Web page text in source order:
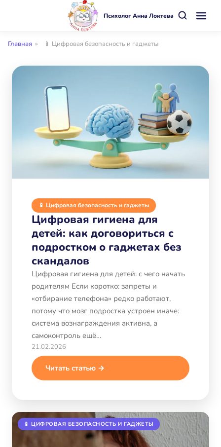
Психолог Анна Локтева
Главная » 📱 Цифровая безопасность и гаджеты
📱 Цифровая безопасность и гаджеты
Цифровая гигиена для
детей: как договориться с
подростком о гаджетах без
скандалов
Цифровая гигиена для детей: с чего начать
родителям Если коротко: запреты и
«отбирание телефона» редко работают,
потому что мозг подростка устроен иначе:
система вознаграждения активна, а
самоконтроль ещё…
21.02.2026
Читать статью →
📱 ЦИФРОВАЯ БЕЗОПАСНОСТЬ И ГАДЖЕТЫ